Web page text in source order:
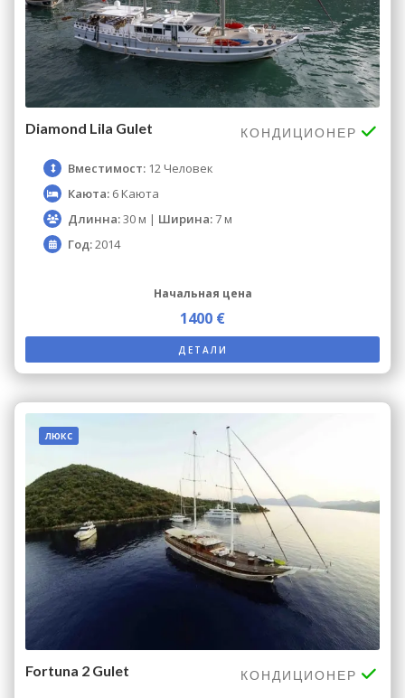
Diamond Lila Gulet КОНДИЦИОНЕР
Вместимост: 12 Человек
Каюта: 6 Каюта
Длинна:30 м | Ширина:7 м
Год:2014
Начальная цена
1400 €
ДЕТАЛИ
люкс
Fortuna 2 Gulet КОНДИЦИОНЕР